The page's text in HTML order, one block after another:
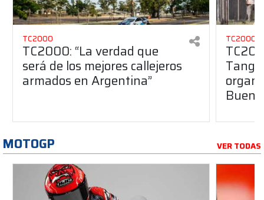
TC2000
TC2000: “La verdad que
será de los mejores callejeros
armados en Argentina”
TC2000
MOTOGP VER TODAS